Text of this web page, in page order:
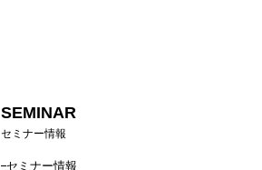
SEMINAR
セミナー情報
セミナー情報